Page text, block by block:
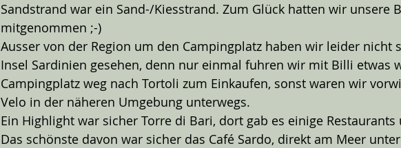
Sandstrand war ein Sand-/Kiesstrand. Zum Glück hatten wir unsere
mitgenommen ;-)
Ausser von der Region um den Campingplatz haben wir leider nicht
Insel Sardinien gesehen, denn nur einmal fuhren wir mit Billi etwas
Campingplatz weg nach Tortoli zum Einkaufen, sonst waren wir
Velo in der näheren Umgebung unterwegs.
Ein Highlight war sicher Torre di Bari, dort gab es einige Restaurants
Das schönste davon war sicher das Café Sardo, direkt am Meer